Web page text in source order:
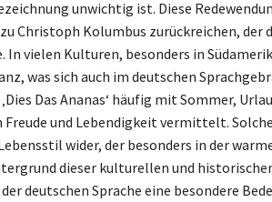
unwichtig ist. Diese
Christoph Kolumbus zurückreichen, der
In vielen Kulturen, besonders in
was sich auch im deutschen
Das Ananas‘ häufig mit Sommer,
Freude und Lebendigkeit vermittelt.
wider, der besonders in der
dieser kulturellen und
der deutschen Sprache eine besondere